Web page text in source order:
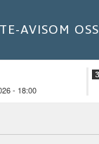
E-AVISOM OSS
- 18:00